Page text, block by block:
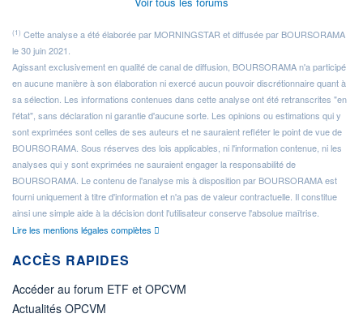
(1) Cette analyse a été élaborée par MORNINGSTAR et diffusée par BOURSORAMA
le 30 juin 2021.
Agissant exclusivement en qualité de canal de diffusion, BOURSORAMA n'a participé
en aucune manière à son élaboration ni exercé aucun pouvoir discrétionnaire quant à
sa sélection. Les informations contenues dans cette analyse ont été retranscrites "en
l'état", sans déclaration ni garantie d'aucune sorte. Les opinions ou estimations qui y
sont exprimées sont celles de ses auteurs et ne sauraient refléter le point de vue de
BOURSORAMA. Sous réserves des lois applicables, ni l'information contenue, ni les
analyses qui y sont exprimées ne sauraient engager la responsabilité de
BOURSORAMA. Le contenu de l'analyse mis à disposition par BOURSORAMA est
fourni uniquement à titre d'information et n'a pas de valeur contractuelle. Il constitue
ainsi une simple aide à la décision dont l'utilisateur conserve l'absolue maîtrise.
Lire les mentions légales complètes
ACCÈS RAPIDES
Accéder au forum ETF et OPCVM
Actualités OPCVM